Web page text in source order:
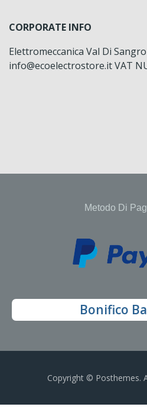
CORPORATE INFO
Elettromeccanica Val Di
info@ecoelectrostore.it VAT
Metodo Di
Bonifico
Copyright © Posthemes.